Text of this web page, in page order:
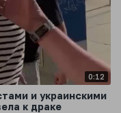
0:12
и украинскими
к драке